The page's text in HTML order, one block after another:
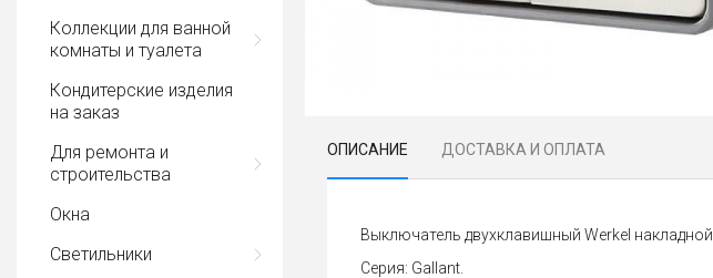
Коллекции для ванной
комнаты и туалета
Кондитерские изделия
на заказ
Для ремонта и
строительства
Окна
Светильники
ОПИСАНИЕ ДОСТАВКА И ОПЛАТА
Выключатель двухклавишный Werkel накладной.
Серия: Gallant.